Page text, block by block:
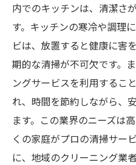
内でのキッチンは、清潔さ
す。キッチンの寒冷や調理
ビは、放置すると健康に害
期的な清掃が不可欠です。
ングサービスを利用するこ
れ、時間を節約しながら、
ます。この業界のニーズは
くの家庭がプロの清掃サー
に、地域のクリーニング業